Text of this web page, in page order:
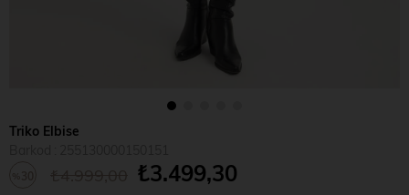
Triko Elbise
₺3.499,30